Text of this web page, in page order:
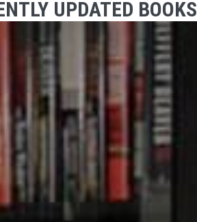
UPDATED BOOKS